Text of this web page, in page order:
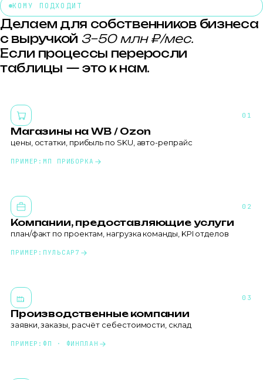
КОМУ ПОДХОДИТ
Делаем для собственников бизнеса
с выручкой 3–50 млн ₽/мес.
Если процессы переросли
таблицы — это к нам.
01
Магазины на WB / Ozon
цены, остатки, прибыль по SKU, авто-репрайс
ПРИМЕР: МП ПРИБОРКА
02
Компании, предоставляющие услуги
план/факт по проектам, нагрузка команды, KPI отделов
ПРИМЕР: ПУЛЬСАР7
03
Производственные компании
заявки, заказы, расчёт себестоимости, склад
ПРИМЕР: ФП · ФИНПЛАН